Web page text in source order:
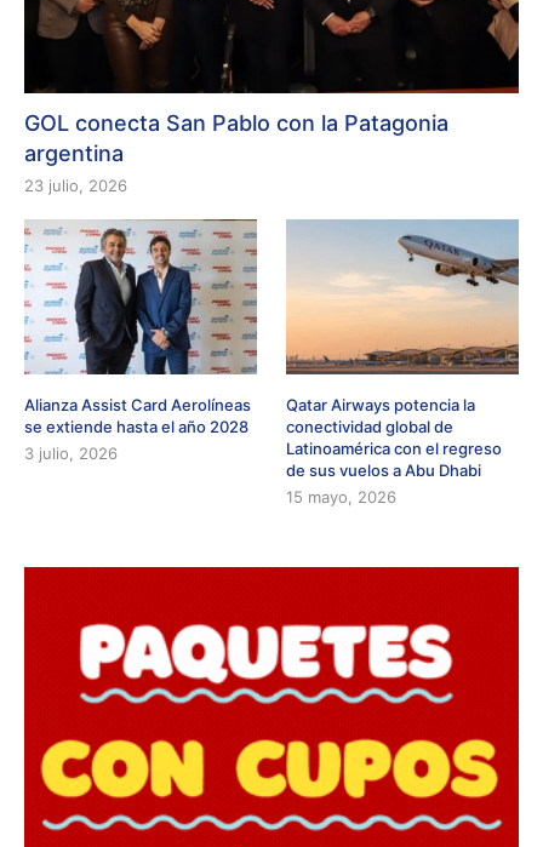
GOL conecta San Pablo con la Patagonia
argentina
23 julio, 2026
Alianza Assist Card Aerolíneas
se extiende hasta el año 2028
3 julio, 2026
Qatar Airways potencia la
conectividad global de
Latinoamérica con el regreso
de sus vuelos a Abu Dhabi
15 mayo, 2026